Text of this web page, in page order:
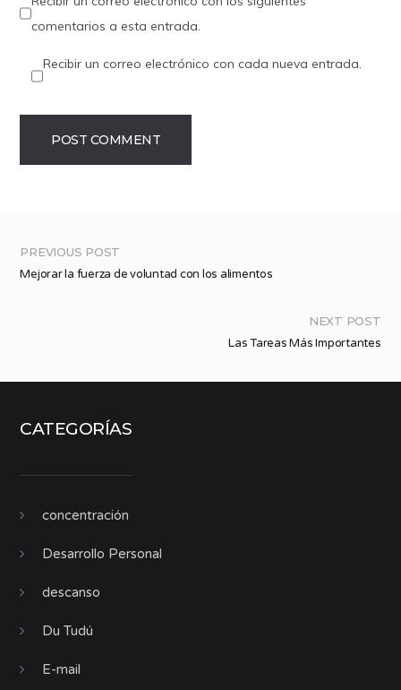
comentarios a esta entrada.
Recibir un correo electrónico con cada nueva entrada.
PREVIOUS POST
Mejorar la fuerza de voluntad con los alimentos
NEXT POST
Las Tareas Más Importantes
CATEGORÍAS
concentración
Desarrollo Personal
descanso
Du Tudú
E-mail